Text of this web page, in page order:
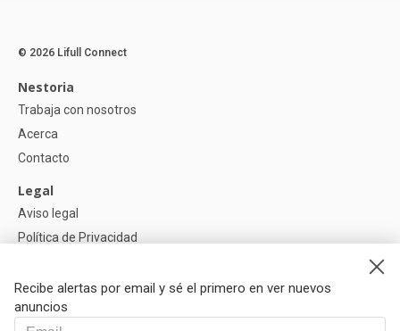
Recibe alertas por email y sé el primero en ver nuevos
anuncios
© 2026 Lifull Connect
Nestoria
Trabaja con nosotros
Acerca
Contacto
Legal
Aviso legal
Política de Privacidad
Ayuda
Preguntas